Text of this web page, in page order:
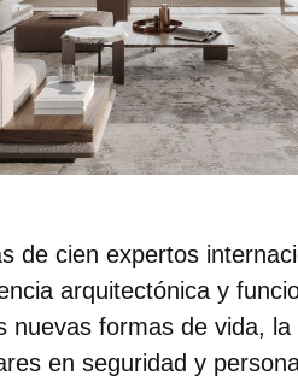
de cien expertos
arquitectónica y
nuevas formas de vida,
en seguridad y